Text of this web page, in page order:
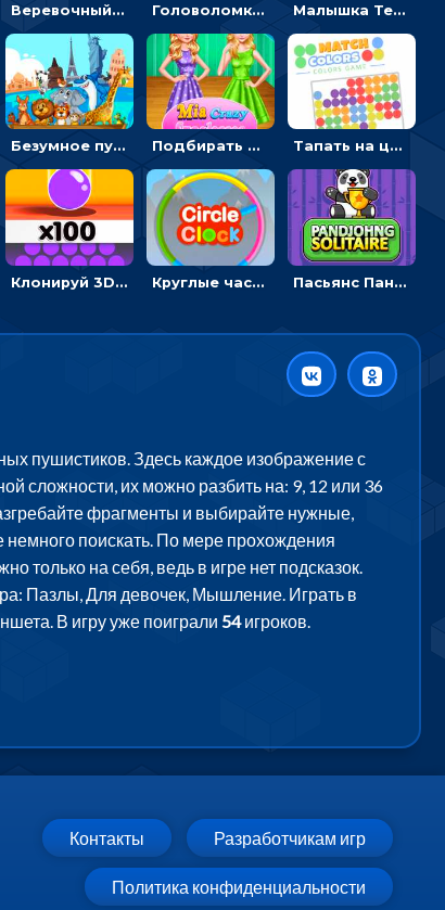
Веревочный мастер: двигай узелки и развязывай их Головоломка с животными: переворачивать карточки, чтобы находить пару Малышка Тейлор едет на горячие источники - для девочек
Безумное путешествие друзей по миру: собирать пазлы из фото с животными Подбирать очки для Мии и создавать дизайн - для девочек Тапать на цветные точки, чтобы взрывать одинаковые - три в ряд
Клонируй 3D шарики и сливай их в воронку Круглые часы: ловить цветную стрелку в одинаковом участке циферблата Пасьянс Панджонг: собирать карты по порядку, чтобы очистить поле
пушистиков. Здесь каждое изображение с
сложности, их можно разбить на: 9, 12 или 36
фрагменты и выбирайте нужные,
немного поискать. По мере прохождения
только на себя, ведь в игре нет подсказок.
Пазлы, Для девочек, Мышление. Играть в
В игру уже поиграли 54игроков.
Контакты Разработчикам игр
Политика конфиденциальности